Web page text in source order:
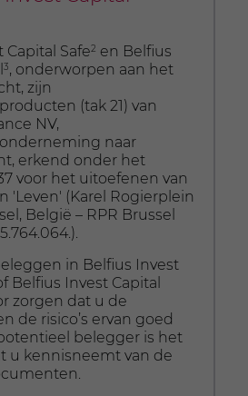
Capital Safe2 en Belfius
3, onderworpen aan het
zijn
(tak 21) van
NV,
naar
erkend onder het
voor het uitoefenen van
'Leven' (Karel Rogierplein
België – RPR Brussel
in Belfius Invest
Belfius Invest Capital
zorgen dat u de
de risico’s ervan goed
belegger is het
u kennisneemt van de